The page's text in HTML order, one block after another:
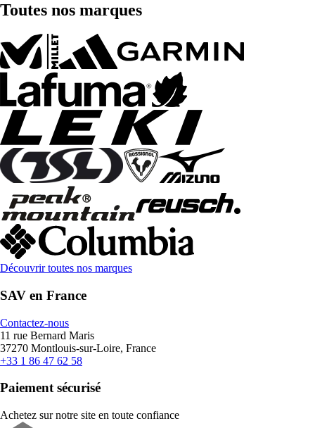
Toutes nos marques
Découvrir toutes nos marques
SAV en France
Contactez-nous
11 rue Bernard Maris
37270 Montlouis-sur-Loire, France
+33 1 86 47 62 58
Paiement sécurisé
Achetez sur notre site en toute confiance